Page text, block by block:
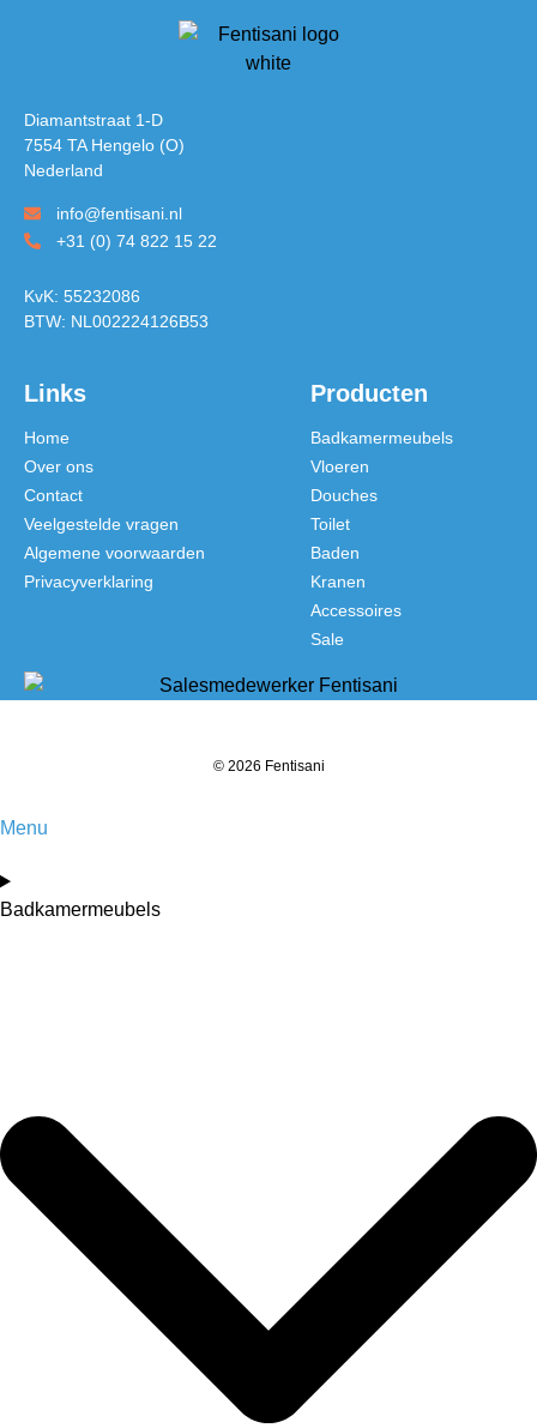
Diamantstraat 1-D
7554 TA Hengelo (O)
Nederland
info@fentisani.nl
+31 (0) 74 822 15 22
KvK: 55232086
BTW: NL002224126B53
Links
Home
Over ons
Contact
Veelgestelde vragen
Algemene voorwaarden
Privacyverklaring
Producten
Badkamermeubels
Vloeren
Douches
Toilet
Baden
Kranen
Accessoires
Sale
© 2026 Fentisani
Menu
Badkamermeubels